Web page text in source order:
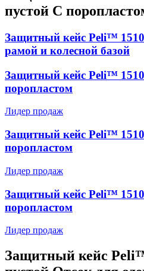
пустой С
Защитный кейс Peli™
рамой и колесной базой
Защитный кейс Peli™
поропластом
Лидер продаж
Защитный кейс Peli™
поропластом
Лидер продаж
Защитный кейс Peli™
поропластом
Лидер продаж
Защитный кейс